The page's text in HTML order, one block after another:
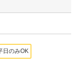
日のみOK